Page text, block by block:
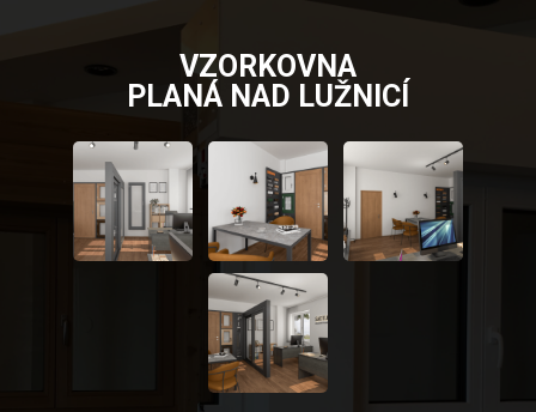
VZORKOVNA
PLANÁ NAD LUŽNICÍ